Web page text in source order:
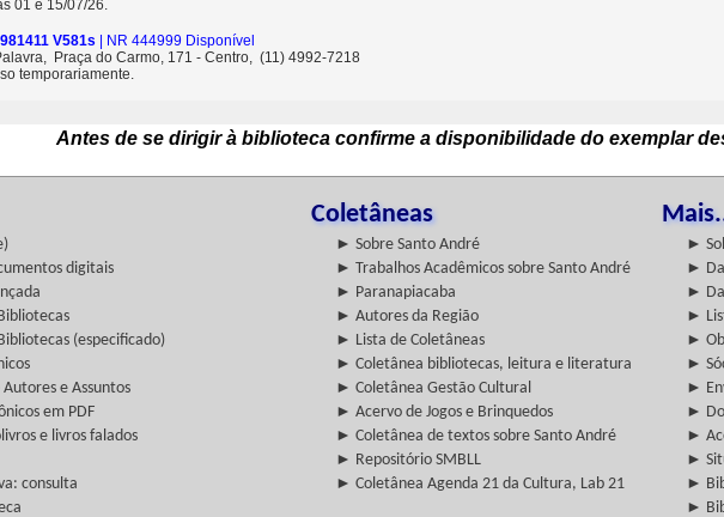
01 e 15/07/26.
V581s | NR 444999 Disponível
Praça do Carmo, 171 - Centro, (11) 4992-7218
temporariamente.
Antes de se dirigir à biblioteca confirme a disponibilidade do exemplar
Coletâneas
► Sobre Santo André
►
digitais
► Trabalhos Acadêmicos sobre Santo André
►
► Paranapiacaba
►
► Autores da Região
►
(especificado)
► Lista de Coletâneas
►
► Coletânea bibliotecas, leitura e literatura
►
e Assuntos
► Coletânea Gestão Cultural
►
em PDF
► Acervo de Jogos e Brinquedos
►
e livros falados
► Coletânea de textos sobre Santo André
►
► Repositório SMBLL
►
consulta
► Coletânea Agenda 21 da Cultura, Lab 21
►
►